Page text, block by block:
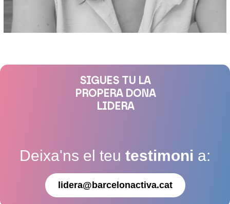
SIGUES TU LA
PROPERA DONA
LIDERA
Deixa'ns el teu testimoni a:
lidera@barcelonactiva.cat